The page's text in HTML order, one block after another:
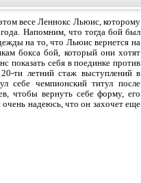
весе Леннокс Льюис, которому
Напомним, что тогда бой был
на то, что Льюис вернется на
бокса бой, который они хотят
показать себя в поединке против
ти летний стаж выступлений в
себе чемпионский титул после
чтобы вернуть себе форму, его
надеюсь, что он захочет еще